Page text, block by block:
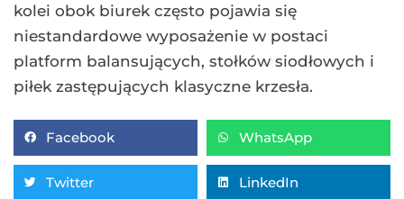
kolei obok biurek często pojawia się
niestandardowe wyposażenie w postaci
platform balansujących, stołków siodłowych i
piłek zastępujących klasyczne krzesła.
Facebook WhatsApp
Twitter LinkedIn